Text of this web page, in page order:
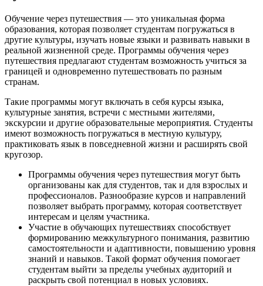
Обучение через путешествия — это уникальная форма
образования, которая позволяет студентам погружаться в
другие культуры, изучать новые языки и развивать навыки в
реальной жизненной среде. Программы обучения через
путешествия предлагают студентам возможность учиться за
границей и одновременно путешествовать по разным
странам.
Такие программы могут включать в себя курсы языка,
культурные занятия, встречи с местными жителями,
экскурсии и другие образовательные мероприятия. Студенты
имеют возможность погружаться в местную культуру,
практиковать язык в повседневной жизни и расширять свой
кругозор.
Программы обучения через путешествия могут быть
организованы как для студентов, так и для взрослых и
профессионалов. Разнообразие курсов и направлений
позволяет выбрать программу, которая соответствует
интересам и целям участника.
Участие в обучающих путешествиях способствует
формированию межкультурного понимания, развитию
самостоятельности и адаптивности, повышению уровня
знаний и навыков. Такой формат обучения помогает
студентам выйти за пределы учебных аудиторий и
раскрыть свой потенциал в новых условиях.